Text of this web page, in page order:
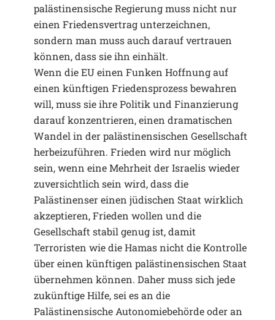
palästinensische Regierung muss nicht nur
einen Friedensvertrag unterzeichnen,
sondern man muss auch darauf vertrauen
können, dass sie ihn einhält.
Wenn die EU einen Funken Hoffnung auf
einen künftigen Friedensprozess bewahren
will, muss sie ihre Politik und Finanzierung
darauf konzentrieren, einen dramatischen
Wandel in der palästinensischen Gesellschaft
herbeizuführen. Frieden wird nur möglich
sein, wenn eine Mehrheit der Israelis wieder
zuversichtlich sein wird, dass die
Palästinenser einen jüdischen Staat wirklich
akzeptieren, Frieden wollen und die
Gesellschaft stabil genug ist, damit
Terroristen wie die Hamas nicht die Kontrolle
über einen künftigen palästinensischen Staat
übernehmen können. Daher muss sich jede
zukünftige Hilfe, sei es an die
Palästinensische Autonomiebehörde oder an